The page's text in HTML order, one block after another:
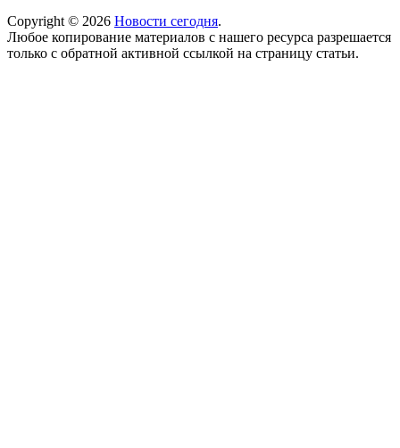
Copyright © 2026 Новости сегодня.
Любое копирование материалов с нашего ресурса разрешается
только с обратной активной ссылкой на страницу статьи.